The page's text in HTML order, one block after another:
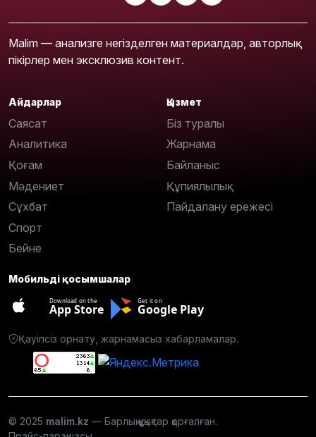
Malim — анализге негізделген материалдар, авторлық
пікірлер мен эксклюзив контент.
Айдарлар
Саясат
Аналитика
Қоғам
Мәдениет
Сұхбат
Спорт
Бейне
Қызмет
Біз туралы
Жарнама
Байланыс
Құпиялылық
Пайдалану ережесі
Мобильді қосымшалар
Download on the
App Store
Get it on
Google Play
Қауіпсіз орнату, жарнамасыз хабарламалар.
© 2025 malim.kz — Барлық құқықтар қорғалған.